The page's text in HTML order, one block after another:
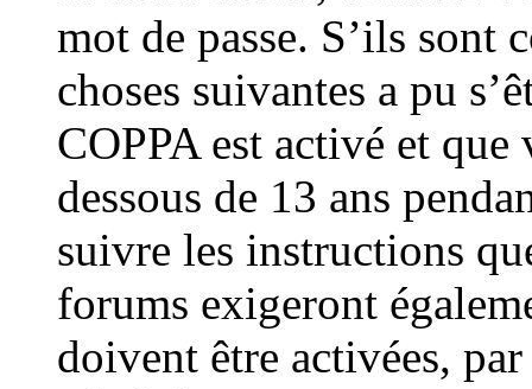
mot de passe. S’ils sont
choses suivantes a pu
COPPA est activé et
dessous de 13 ans
suivre les instructions
forums exigeront
doivent être activées,